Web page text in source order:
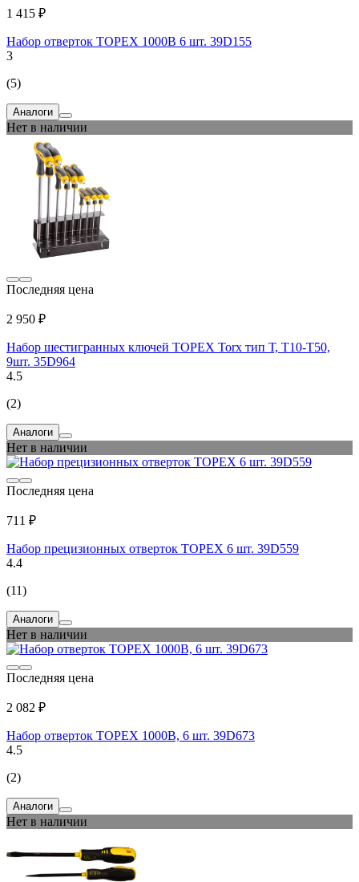
1 415 ₽
Набор отверток TOPEX 1000В 6 шт. 39D155
3
(5)
Аналоги
Нет в наличии
Последняя цена
2 950 ₽
Набор шестигранных ключей TOPEX Torx тип Т, T10-T50,
9шт. 35D964
4.5
(2)
Аналоги
Нет в наличии
Последняя цена
711 ₽
Набор прецизионных отверток TOPEX 6 шт. 39D559
4.4
(11)
Аналоги
Нет в наличии
Последняя цена
2 082 ₽
Набор отверток TOPEX 1000В, 6 шт. 39D673
4.5
(2)
Аналоги
Нет в наличии